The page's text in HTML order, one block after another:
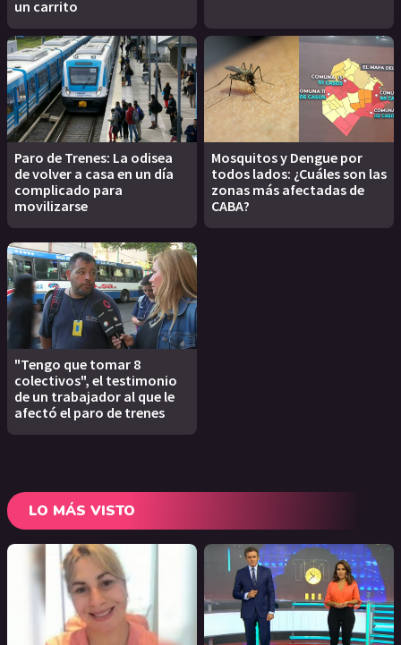
un carrito
Paro de Trenes: La odisea
de volver a casa en un día
complicado para
movilizarse
Mosquitos y Dengue por
todos lados: ¿Cuáles son las
zonas más afectadas de
CABA?
"Tengo que tomar 8
colectivos", el testimonio
de un trabajador al que le
afectó el paro de trenes
LO MÁS VISTO